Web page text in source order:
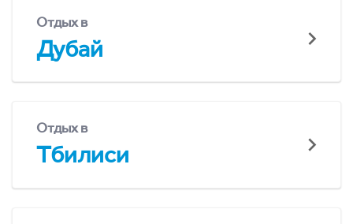
Отдых в
Дубай
Отдых в
Тбилиси